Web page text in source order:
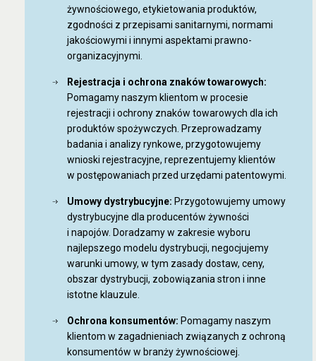
żywnościowego, etykietowania produktów,
zgodności z przepisami sanitarnymi, normami
jakościowymi i innymi aspektami prawno-
organizacyjnymi.
Rejestracja i ochrona znaków towarowych:
Pomagamy naszym klientom w procesie
rejestracji i ochrony znaków towarowych dla ich
produktów spożywczych. Przeprowadzamy
badania i analizy rynkowe, przygotowujemy
wnioski rejestracyjne, reprezentujemy klientów
w postępowaniach przed urzędami patentowymi.
Umowy dystrybucyjne: Przygotowujemy umowy
dystrybucyjne dla producentów żywności
i napojów. Doradzamy w zakresie wyboru
najlepszego modelu dystrybucji, negocjujemy
warunki umowy, w tym zasady dostaw, ceny,
obszar dystrybucji, zobowiązania stron i inne
istotne klauzule.
Ochrona konsumentów: Pomagamy naszym
klientom w zagadnieniach związanych z ochroną
konsumentów w branży żywnościowej.